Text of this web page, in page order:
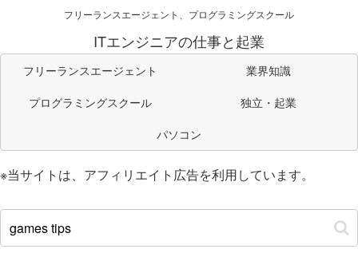
フリーランスエージェント、プログラミングスクール
ITエンジニアの仕事と起業
フリーランスエージェント
業界知識
プログラミングスクール
独立・起業
パソコン
※当サイトは、アフィリエイト広告を利用しています。